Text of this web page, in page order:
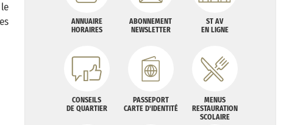
ANNUAIRE
HORAIRES
ABONNEMENT
NEWSLETTER
ST AV
EN LIGNE
CONSEILS
DE QUARTIER
PASSEPORT
CARTE D'IDENTITÉ
MENUS
RESTAURATION
SCOLAIRE